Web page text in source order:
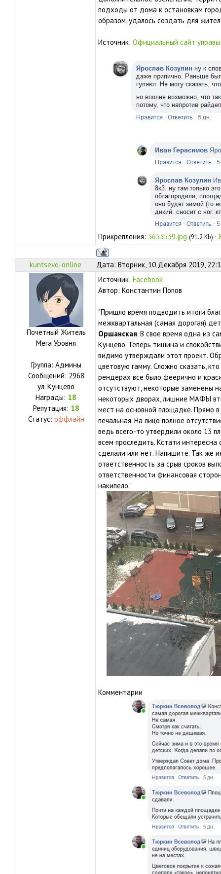
подходы от дома к остановкам
образом, удалось создать для
Источник: Официальный сайт
Прикрепления: 3653539.jpg (91.2 Kb) ·
kuntsevo-online Дата: Вторник, 10 Декабря 2019,
Почетный Житель
Мега Уровня
Группа: Админы
Сообщений: 2968
ул. Кунцево
Награды: 18
Репутация: 18
Статус: оффлайн
Источник: Facebook
Автор: Константин Попов
"Пришло время подводить итоги
межквартальная (самая дорогая)
Оршанская. В свое время одна из
Кунцево. Теперь тишина и
видимо утверждали этот проект.
цветовую гамму. Сложно сказать,
рендерах все было феерично и
отсутствуют, некоторые заменены
некоторых дворах, лишние МАФЫ
мест на основной площадке. Прямо
печальная. На лицо полное
ведь всего-то утвердили около 13
всем проследить. Кстати
сделали или нет. Напишите. Так же
ответственность за срыв сроков
ответственности финансовая
накипело."
Комментарии